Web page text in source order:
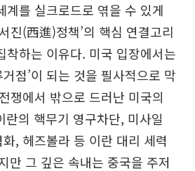
계를 실크로드로 엮을 수 있게
진(西進)정책’의 핵심 연결고리
착하는 이유다. 미국 입장에서는
점’이 되는 것을 필사적으로 막
쟁에서 밖으로 드러난 미국의
란의 핵무기 영구차단, 미사일
, 헤즈볼라 등 이란 대리 세력
만 그 깊은 속내는 중국을 주저